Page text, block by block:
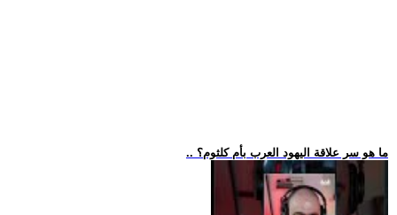
.. ما هو سر علاقة اليهود العرب بأم كلثوم؟